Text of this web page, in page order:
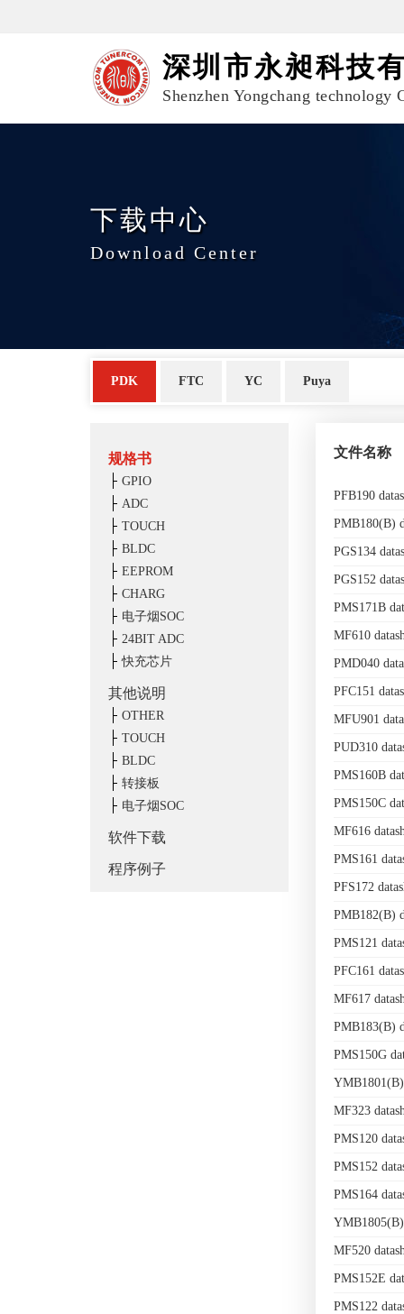
深圳市永昶科技
Shenzhen Yongchang technology
下载中心
Download Center
PDK FTC YC Puya
文件名称
PFB190
PMB180(B)
PGS134
PGS152
PMS171B
MF610
PMD040
PFC151
MFU901
PUD310
PMS160B
PMS150C
MF616
PMS161
PFS172
PMB182(B)
PMS121
PFC161
MF617
PMB183(B)
PMS150G
YMB1801(B)
MF323
PMS120
PMS152
PMS164
YMB1805(B)
MF520
PMS152E
PMS122
规格书
GPIO
ADC
TOUCH
BLDC
EEPROM
CHARG
电子烟SOC
24BIT ADC
快充芯片
其他说明
OTHER
TOUCH
BLDC
转接板
电子烟SOC
软件下载
程序例子